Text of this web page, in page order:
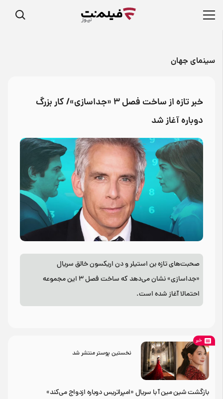
سینمای جهان
خبر تازه از ساخت فصل ۳ «جداسازی»/ کار بزرگ
دوباره آغاز شد
صحبت‌های تازه بن استیلر و دن اریکسون خالق سریال
«جداسازی» نشان می‌دهد که ساخت فصل ۳ این مجموعه
احتمالا آغاز شده است.
خبر
نخستین پوستر منتشر شد
بازگشت شین مین آ با سریال «امپراتریس دوباره ازدواج می‌کند»